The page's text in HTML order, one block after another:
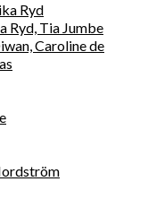
Ryd
Ryd, Tia Jumbe
Caroline de